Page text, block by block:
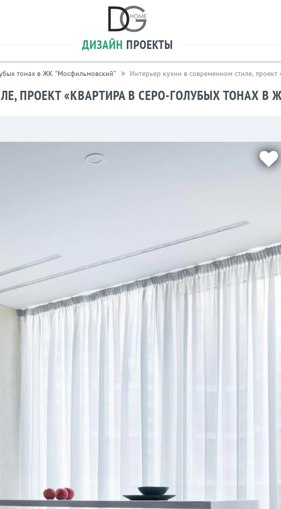
ДИЗАЙН ПРОЕКТЫ
тонах в ЖК "Мосфильмовский"
Интерьер кухни в современном стиле,
ПРОЕКТ «КВАРТИРА В СЕРО-ГОЛУБЫХ ТОНАХ